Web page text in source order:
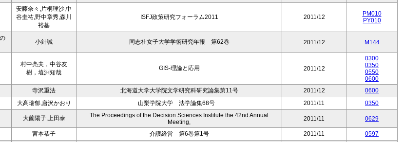
安藤奈々,片桐理沙,中
谷圭祐,野中章秀,森川
裕基
ISFJ政策研究フォーラム2011 2011/12
PM010
PY010
小針誠 同志社女子大学学術研究年報 第62巻 2011/12 M144
村中亮夫，中谷友
樹，埴淵知哉
GIS-理論と応用 2011/12
0300
0350
0550
0600
寺沢重法 北海道大学大学院文学研究科研究論集第11号 2011/12
0600
大髙瑞郁,唐沢かおり 山梨学院大学 法学論集68号 2011/11 0350
大薗陽子,上田泰
The Proceedings of the Decision Sciences Institute the 42nd Annual
Meeting,
2011/11 0629
宮本恭子 介護経営 第6巻第1号 2011/11 0597